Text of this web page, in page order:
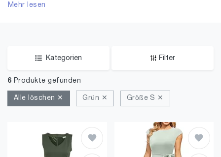
in Größe S und alle Trends aus 2026 für Frauen!
Mehr lesen
Kategorien Filter
6 Produkte gefunden
Alle löschen ✕ Grün ✕ Größe S ✕